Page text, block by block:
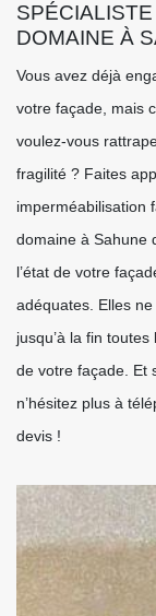
DOMAINE À
Vous avez déjà
votre façade, mais
voulez-vous
fragilité ? Faites
imperméabilisation
domaine à Sahune
l’état de votre
adéquates. Elles
jusqu’à la fin
de votre façade. Et
n’hésitez plus à
devis !